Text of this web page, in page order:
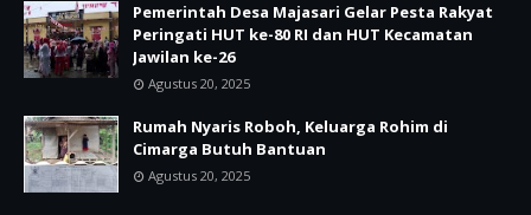
Pemerintah Desa Majasari Gelar Pesta Rakyat
Peringati HUT ke-80 RI dan HUT Kecamatan
Jawilan ke-26
Agustus 20, 2025
Rumah Nyaris Roboh, Keluarga Rohim di
Cimarga Butuh Bantuan
Agustus 20, 2025